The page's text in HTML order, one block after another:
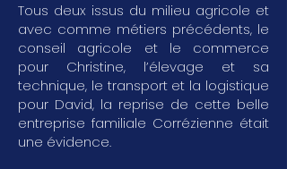
Tous deux issus du milieu agricole et
avec comme métiers précédents, le
conseil agricole et le commerce
pour Christine, l’élevage et sa
technique, le transport et la logistique
pour David, la reprise de cette belle
entreprise familiale Corrézienne était
une évidence.